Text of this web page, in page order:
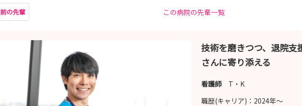
前の先輩 この病院の先輩一覧
技術を磨きつつ、退院支
さんに寄り添える
看護師 T・K
職歴(キャリア)： 2024年〜